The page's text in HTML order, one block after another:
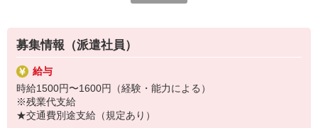
事務、経理、データ入力、コールセンター、受付
▼工場・製造・軽作業系
機械/食品製造・梱包・仕分け・加工・組立・検査
▼美容系
眉毛サロンのアイブロウ・ネイリスト・エステ
▼営業・販売
法人営業・アパレル販売・個別指導塾・人材紹介
▼人気案件も多数♪
満足度◎
■携帯やインターネット販売業務
docomo(ドコモ)/au(エーユー)・KDDI/softbank(ソフトバンク)など
の大手キャリアから
ワイモバイル(Y!mobille)、楽天モバイル、UQなど格安スマホまで幅
広く紹介可能♪
募集情報（派遣社員）
給与
時給1500円〜1600円（経験・能力による）
※残業代支給
★交通費別途支給（規定あり）